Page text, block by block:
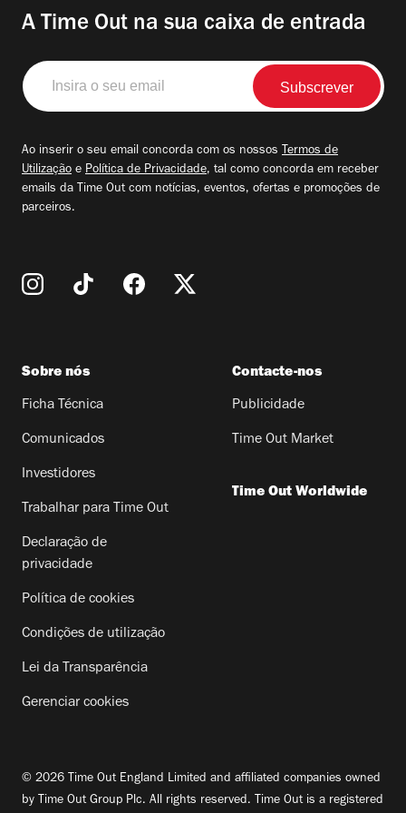
A Time Out na sua caixa de entrada
Insira
o
seu
Ao inserir o seu email concorda com os nossos Termos de
Utilização e Política de Privacidade, tal como concorda em receber
emails da Time Out com notícias, eventos, ofertas e promoções de
parceiros.
Sobre nós
Ficha Técnica
Comunicados
Investidores
Trabalhar para Time Out
Declaração de
privacidade
Política de cookies
Condições de utilização
Lei da Transparência
Gerenciar cookies
Contacte-nos
Publicidade
Time Out Market
Time Out Worldwide
© 2026 Time Out England Limited and affiliated companies owned
by Time Out Group Plc. All rights reserved. Time Out is a registered